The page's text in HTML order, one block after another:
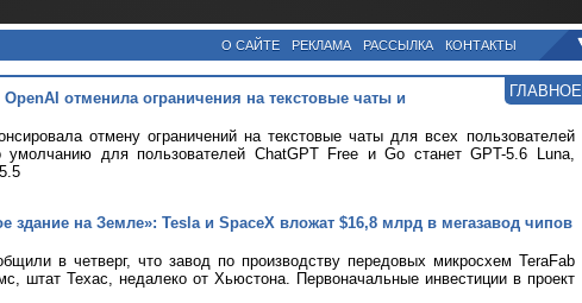
О САЙТЕ РЕКЛАМА РАССЫЛКА КОНТАКТЫ
ГЛАВНОЕ
отменила ограничения на текстовые чаты и
отмену ограничений на текстовые чаты для всех пользователей
для пользователей ChatGPT Free и Go станет GPT-5.6 Luna,
здание на Земле»: Tesla и SpaceX вложат $16,8 млрд в мегазавод чипов
в четверг, что завод по производству передовых микросхем TeraFab
штат Техас, недалеко от Хьюстона. Первоначальные инвестиции в проект